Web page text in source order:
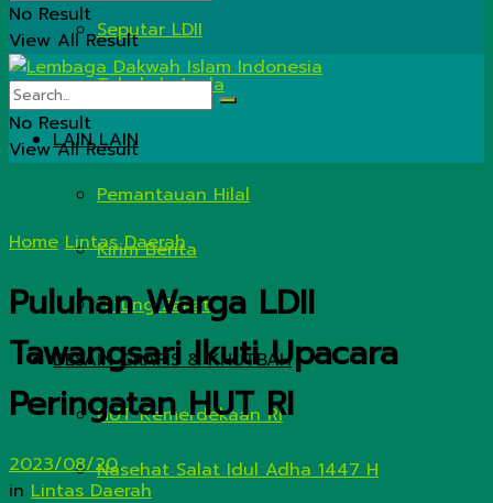
Seputar LDII
Tahukah Anda
LAIN LAIN
Pemantauan Hilal
Kirim Berita
Hitung Zakat
DESAIN GRAFIS & KHUTBAH
HUT Kemerdekaan RI
Nasehat Salat Idul Adha 1447 H
No Result
View All Result
No Result
View All Result
Home Lintas Daerah
Puluhan Warga LDII
Tawangsari Ikuti Upacara
Peringatan HUT RI
2023/08/20
in Lintas Daerah